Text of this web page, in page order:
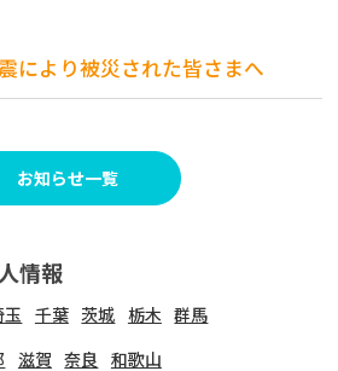
により被災された皆さまへ
お知らせ一覧
情報
玉 千葉 茨城 栃木 群馬
滋賀 奈良 和歌山